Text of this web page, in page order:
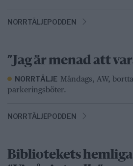
NORRTÄLJEPODDEN
”Jag är menad att
NORRTÄLJE Måndags, AW,
parkeringsböter.
NORRTÄLJEPODDEN
Bibliotekets